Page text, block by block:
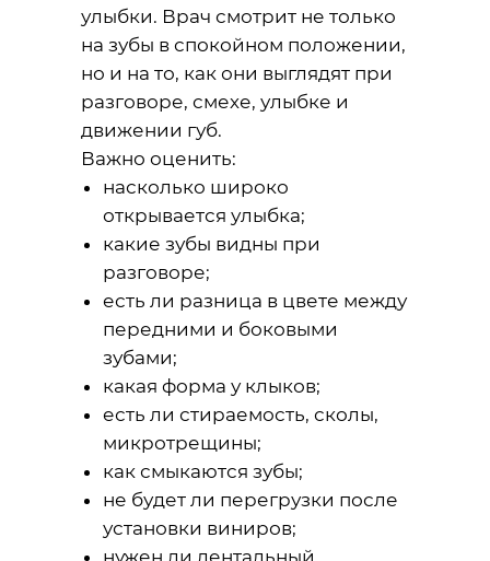
улыбки. Врач смотрит не только
на зубы в спокойном положении,
но и на то, как они выглядят при
разговоре, смехе, улыбке и
движении губ.
Важно оценить:
насколько широко
открывается улыбка;
какие зубы видны при
разговоре;
есть ли разница в цвете между
передними и боковыми
зубами;
какая форма у клыков;
есть ли стираемость, сколы,
микротрещины;
как смыкаются зубы;
не будет ли перегрузки после
установки виниров;
нужен ли дентальный